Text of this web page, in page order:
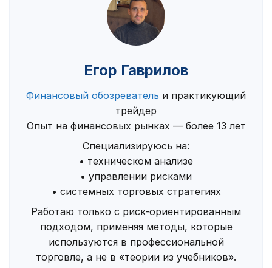
Егор Гаврилов
Финансовый обозреватель и практикующий
трейдер
Опыт на финансовых рынках — более 13 лет
Специализируюсь на:
• техническом анализе
• управлении рисками
• системных торговых стратегиях
Работаю только с риск-ориентированным
подходом, применяя методы, которые
используются в профессиональной
торговле, а не в «теории из учебников».